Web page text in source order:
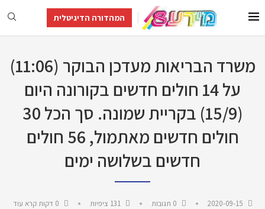
המהדורה הדיגיטלית
משרד הבריאות מעדכן הבוקר (11:06)
על 14 חולים חדשים בקורונה היום
(15/9) בקריית שמונה. סך הכל 30
חולים חדשים מאתמול, 56 חולים
חדשים בשלושה ימים
2020-09-15
131 ציפיות